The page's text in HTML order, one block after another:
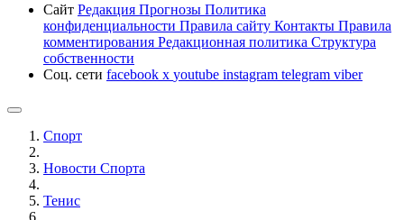
Сайт Редакция Прогнозы Политика
конфиденциальности Правила сайту Контакты Правила
комментирования Редакционная политика Структура
собственности
Соц. сети facebook x youtube instagram telegram viber
Спорт
Новости Cпорта
Тенис